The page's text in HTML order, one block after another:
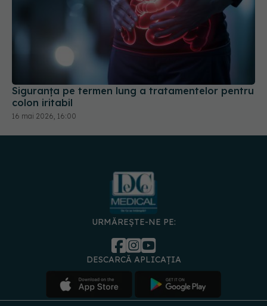
Siguranța pe termen lung a tratamentelor pentru
16 mai 2026, 16:00
URMĂREȘTE-NE PE:
DESCARCĂ APLICAȚIA
Politica de
confidențialitate
Cookies
Gestionați
preferințele